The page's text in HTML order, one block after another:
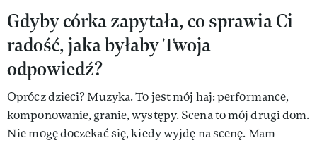
Gdyby córka zapytała, co sprawia Ci
radość, jaka byłaby Twoja
odpowiedź?
Oprócz dzieci? Muzyka. To jest mój haj: performance,
komponowanie, granie, występy. Scena to mój drugi dom.
Nie mogę doczekać się, kiedy wyjdę na scenę. Mam